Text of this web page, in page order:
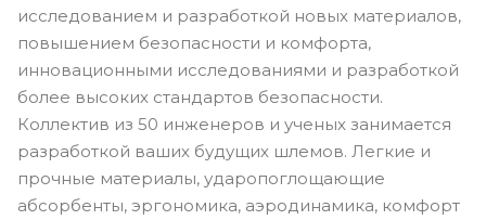
исследованием и разработкой новых материалов,
повышением безопасности и комфорта,
инновационными исследованиями и разработкой
более высоких стандартов безопасности.
Коллектив из 50 инженеров и ученых занимается
разработкой ваших будущих шлемов. Легкие и
прочные материалы, ударопоглощающие
абсорбенты, эргономика, аэродинамика, комфорт